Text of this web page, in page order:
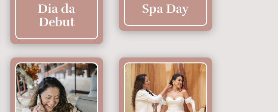
Dia da
Debut
Spa Day